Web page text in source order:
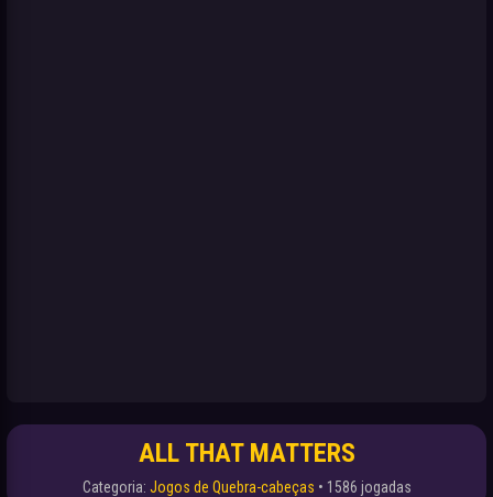
ALL THAT MATTERS
Categoria: Jogos de Quebra-cabeças • 1586 jogadas